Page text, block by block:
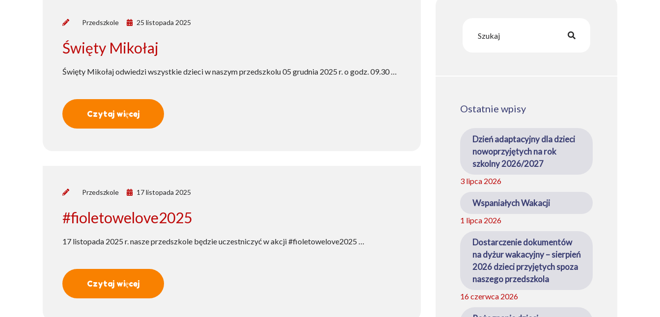
Przedszkole 25 listopada 2025
Święty Mikołaj
Święty Mikołaj odwiedzi wszystkie dzieci w naszym przedszkolu 05 grudnia 2025 r. o godz. 09.30 …
Czytaj więcej
Przedszkole 17 listopada 2025
#fioletowelove2025
17 listopada 2025 r. nasze przedszkole będzie uczestniczyć w akcji #fioletowelove2025 …
Czytaj więcej
Ostatnie wpisy
Dzień adaptacyjny dla dzieci
nowoprzyjętych na rok
szkolny 2026/2027
3 lipca 2026
Wspaniałych Wakacji
1 lipca 2026
Dostarczenie dokumentów
na dyżur wakacyjny – sierpień
2026 dzieci przyjętych spoza
naszego przedszkola
16 czerwca 2026